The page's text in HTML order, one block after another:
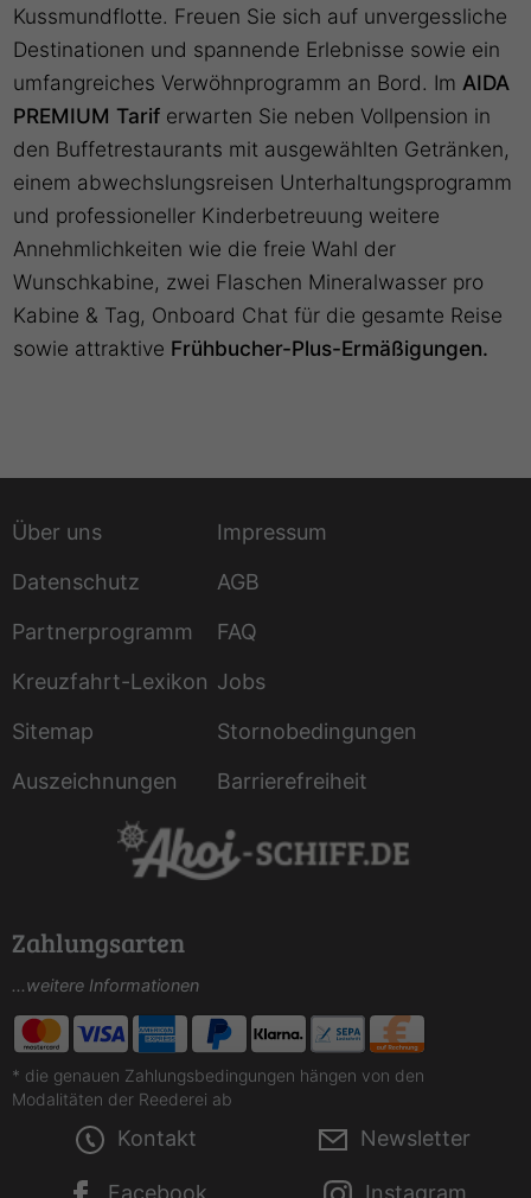
Kussmundflotte. Freuen Sie sich auf unvergessliche
Destinationen und spannende Erlebnisse sowie ein
umfangreiches Verwöhnprogramm an Bord. Im AIDA
PREMIUM Tarif erwarten Sie neben Vollpension in
den Buffetrestaurants mit ausgewählten Getränken,
einem abwechslungsreisen Unterhaltungsprogramm
und professioneller Kinderbetreuung weitere
Annehmlichkeiten wie die freie Wahl der
Wunschkabine, zwei Flaschen Mineralwasser pro
Kabine & Tag, Onboard Chat für die gesamte Reise
sowie attraktive Frühbucher-Plus-Ermäßigungen.
Über uns
Impressum
Datenschutz
AGB
Partnerprogramm
FAQ
Kreuzfahrt-Lexikon Jobs
Sitemap
Stornobedingungen
Auszeichnungen
Barrierefreiheit
Zahlungsarten
...weitere Informationen
* die genauen Zahlungsbedingungen hängen von den
Modalitäten der Reederei ab
Kontakt Newsletter
Facebook Instagram